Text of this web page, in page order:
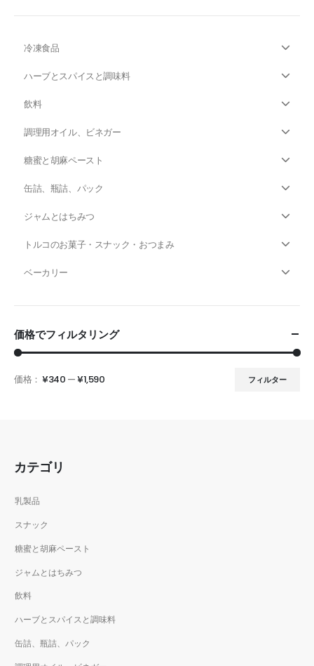
冷凍食品
ハーブとスパイスと調味料
飲料
調理用オイル、ビネガー
糖蜜と胡麻ペースト
缶詰、瓶詰、パック
ジャムとはちみつ
トルコのお菓子・スナック・おつまみ
ベーカリー
価格でフィルタリング
フィルター
価格：¥340 —¥1,590
カテゴリ
乳製品
スナック
糖蜜と胡麻ペースト
ジャムとはちみつ
飲料
ハーブとスパイスと調味料
缶詰、瓶詰、パック